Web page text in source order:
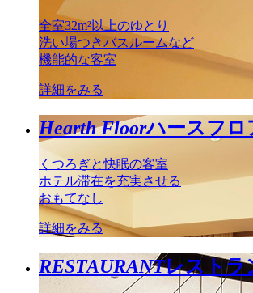
全室32m²以上のゆとり
洗い場つきバスルームなど
機能的な客室
詳細をみる
Hearth Floorハースフロ
くつろぎと快眠の客室
ホテル滞在を充実させる
おもてなし
詳細をみる
RESTAURANTレストラ